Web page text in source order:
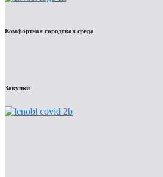
Комфортная городская среда
Закупки